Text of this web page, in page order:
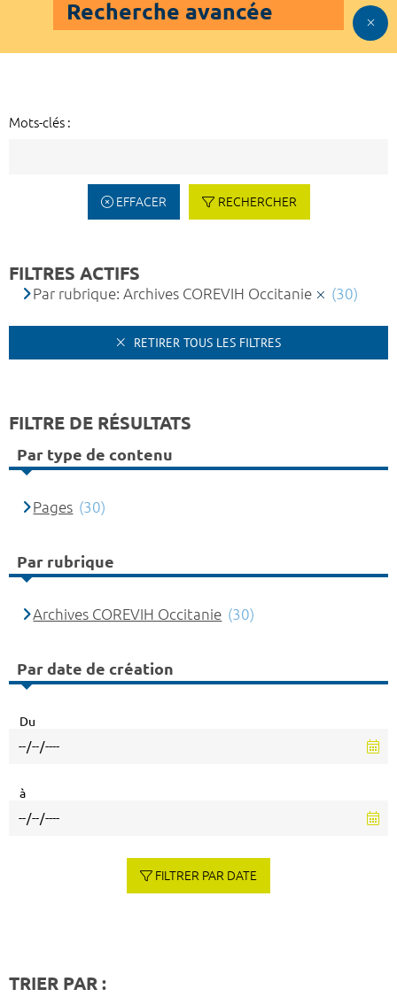
Recherche avancée
Mots-clés :
EFFACER RECHERCHER
FILTRES ACTIFS
Par rubrique: Archives COREVIH Occitanie (30)
RETIRER TOUS LES FILTRES
FILTRE DE RÉSULTATS
Par type de contenu
Pages (30)
Par rubrique
Archives COREVIH Occitanie (30)
Par date de création
Du
à
FILTRER PAR DATE
TRIER PAR :